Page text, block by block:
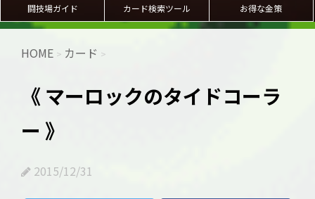
闘技場ガイド カード検索ツール お得な金策
HOME > カード >
《 マーロックのタイドコーラ
ー 》
2015/12/31